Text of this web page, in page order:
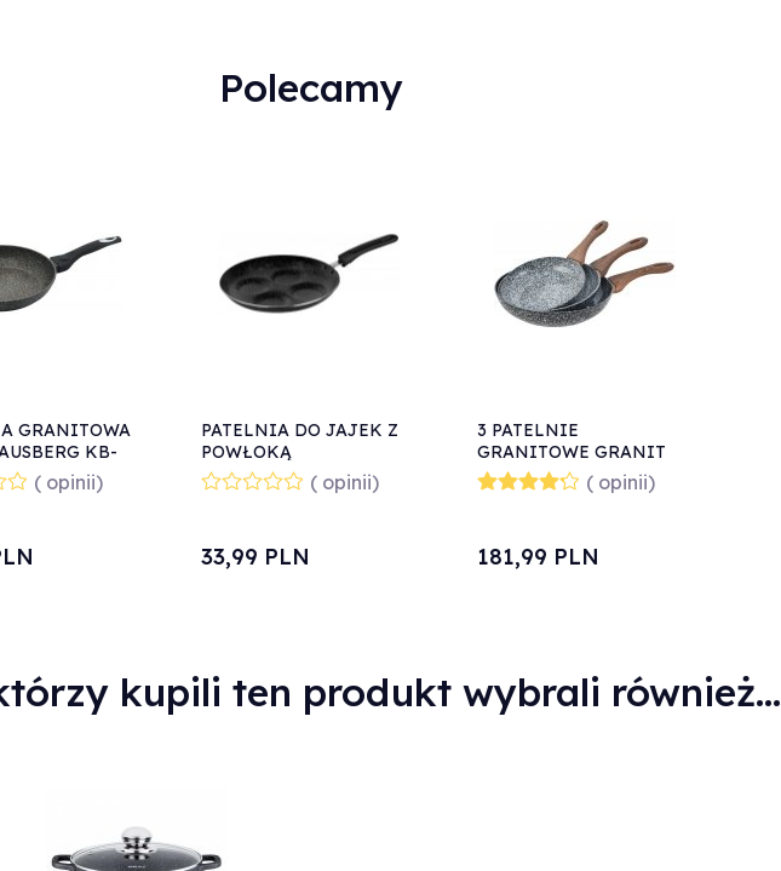
Polecamy
GRANITOWA
KB-
( opinii)
PATELNIA DO JAJEK Z
POWŁOKĄ
MARMUROWĄ
KINGHOFF MARMO
( opinii)
33,99 PLN
3 PATELNIE
GRANITOWE GRANIT
WOOD KINGHOFF KH-
1030
( opinii)
181,99 PLN
kupili ten produkt wybrali również...